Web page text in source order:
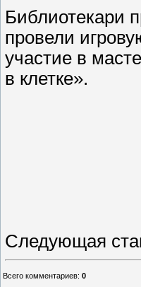
Библиотекари
провели
участие в
в клетке».
Следующая
Всего комментариев: 0